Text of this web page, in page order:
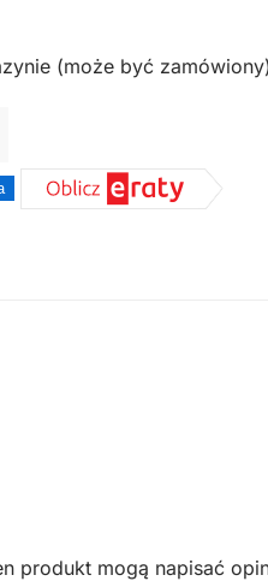
(może być
produkt mogą napisać